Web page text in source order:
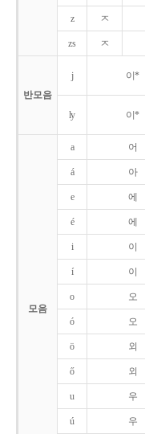
z ㅈ
zs ㅈ
반모음
j 이*
ly 이*
모음
a 어
á 아
e 에
é 에
i 이
í 이
o 오
ó 오
ö 외
ő 외
u 우
ú 우